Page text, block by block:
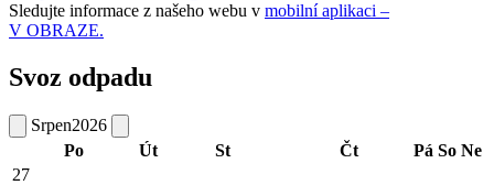
Sledujte informace z našeho webu v mobilní aplikaci –
V OBRAZE.
Svoz odpadu
Srpen2026
Po
Út St Čt Pá So Ne
27